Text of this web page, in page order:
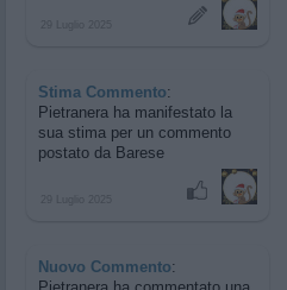
Stima Commento:
Pietranera ha manifestato la
sua stima per un commento
postato da Barese
Nuovo Commento: